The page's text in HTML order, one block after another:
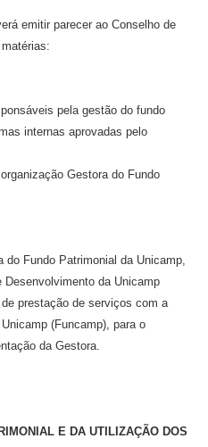
emitir parecer ao Conselho de
pela gestão do fundo
internas aprovadas pelo
Gestora do Fundo
do Fundo Patrimonial da Unicamp,
da Unicamp
prestação de serviços com a
(Funcamp), para o
da Gestora.
E DA UTILIZAÇÃO DOS